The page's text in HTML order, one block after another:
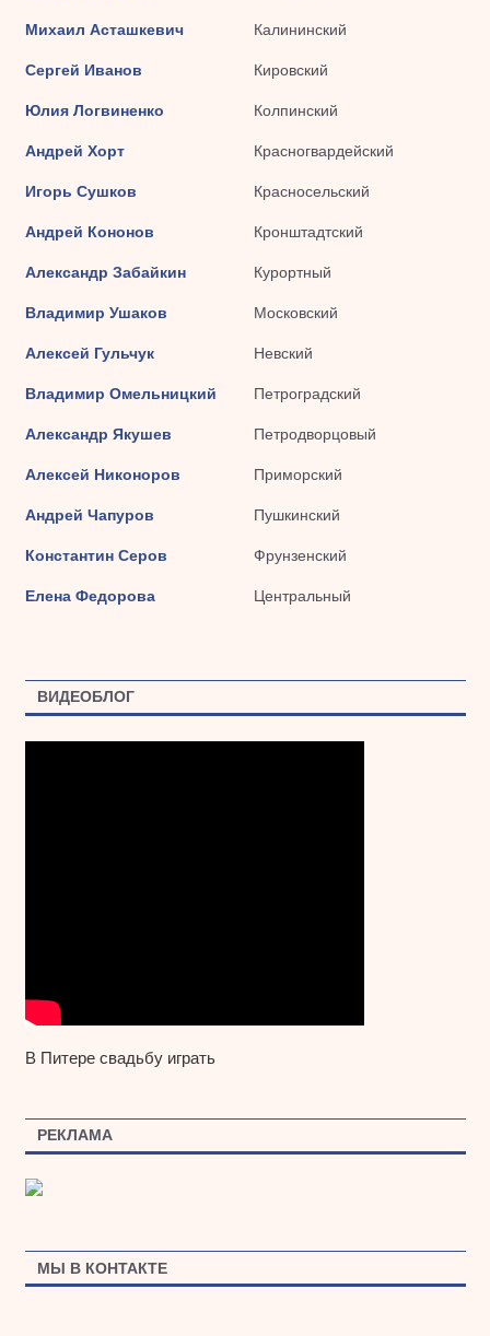
Михаил Асташкевич Калининский
Сергей Иванов Кировский
Юлия Логвиненко Колпинский
Андрей Хорт Красногвардейский
Игорь Сушков Красносельский
Андрей Кононов Кронштадтский
Александр Забайкин Курортный
Владимир Ушаков Московский
Алексей Гульчук Невский
Владимир Омельницкий Петроградский
Александр Якушев Петродворцовый
Алексей Никоноров Приморский
Андрей Чапуров Пушкинский
Константин Серов Фрунзенский
Елена Федорова Центральный
ВИДЕОБЛОГ
В Питере свадьбу играть
РЕКЛАМА
МЫ В КОНТАКТЕ